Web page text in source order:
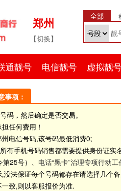
郑州
【切换】
全部
通靓号 电信靓号 虚拟靓
事项：
码，然后确定是否交易。
任何费用！
州电信号码,该号码最低消费0;
有手机号码销售都需要提供身份证
25号）、 电话“黑卡”治理专项行动
没法保证每个号码都存在请选择几个
致,则以客服报价为准.